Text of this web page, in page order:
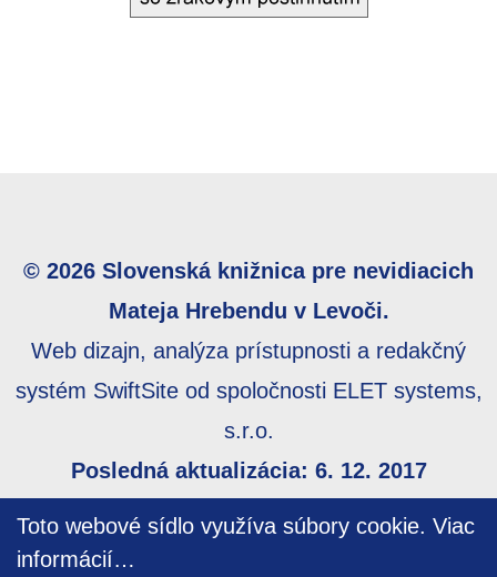
Toto webové sídlo využíva súbory cookie. Viac
informácií…
© 2026 Slovenská knižnica pre nevidiacich
Mateja Hrebendu v Levoči.
Web dizajn, analýza prístupnosti a redakčný
systém SwiftSite od spoločnosti ELET systems,
s.r.o.
Posledná aktualizácia: 6. 12. 2017
prístupnosti